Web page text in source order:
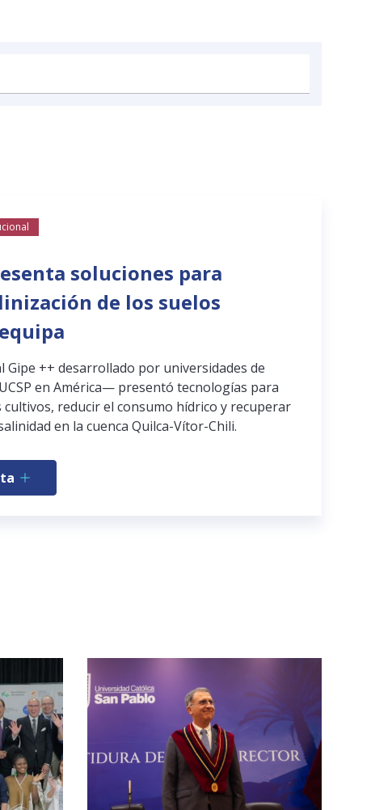
soluciones para
de los suelos
Gipe ++ desarrollado por universidades de
en América— presentó tecnologías para
reducir el consumo hídrico y recuperar
en la cuenca Quilca-Vítor-Chili.